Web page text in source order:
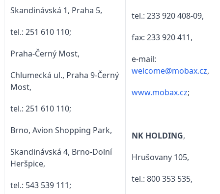
Skandinávská 1, Praha 5,
tel.: 251 610 110;
Praha-Černý Most,
Chlumecká ul., Praha 9-Černý
Most,
tel.: 251 610 110;
Brno, Avion Shopping Park,
Skandinávská 4, Brno-Dolní
Heršpice,
tel.: 543 539 111;
tel.: 233 920 408-09,
fax: 233 920 411,
e-mail:
welcome@mobax.cz,
www.mobax.cz;
NK HOLDING,
Hrušovany 105,
tel.: 800 353 535,